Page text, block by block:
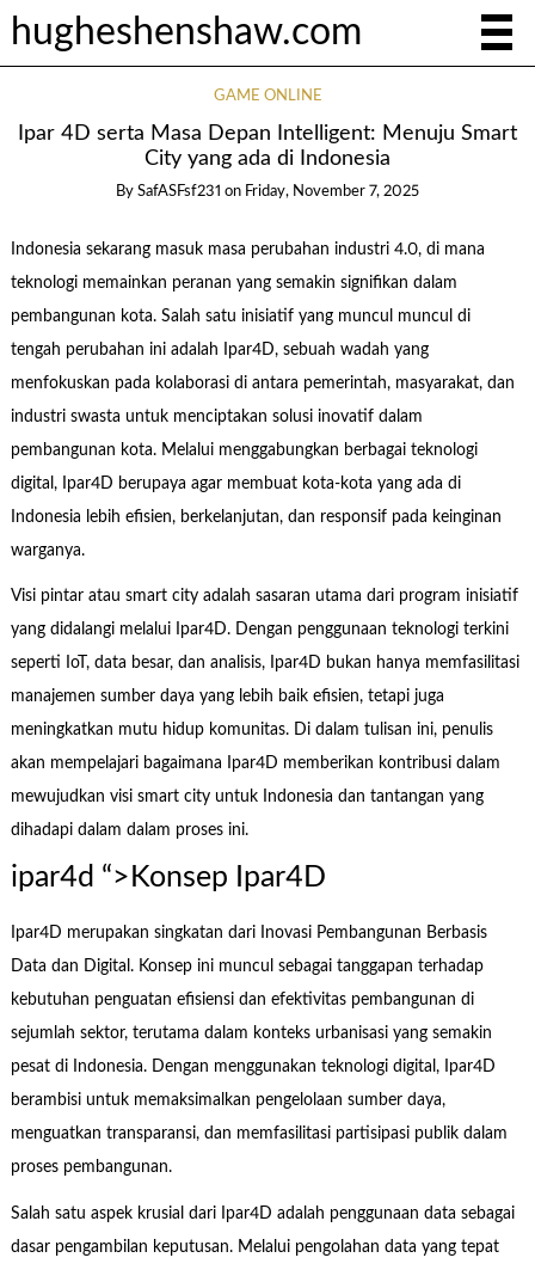
hugheshenshaw.com
GAME ONLINE
Ipar 4D serta Masa Depan Intelligent: Menuju Smart
City yang ada di Indonesia
By SafASFsf231 on Friday, November 7, 2025
Indonesia sekarang masuk masa perubahan industri 4.0, di mana
teknologi memainkan peranan yang semakin signifikan dalam
pembangunan kota. Salah satu inisiatif yang muncul muncul di
tengah perubahan ini adalah Ipar4D, sebuah wadah yang
menfokuskan pada kolaborasi di antara pemerintah, masyarakat, dan
industri swasta untuk menciptakan solusi inovatif dalam
pembangunan kota. Melalui menggabungkan berbagai teknologi
digital, Ipar4D berupaya agar membuat kota-kota yang ada di
Indonesia lebih efisien, berkelanjutan, dan responsif pada keinginan
warganya.
Visi pintar atau smart city adalah sasaran utama dari program inisiatif
yang didalangi melalui Ipar4D. Dengan penggunaan teknologi terkini
seperti IoT, data besar, dan analisis, Ipar4D bukan hanya memfasilitasi
manajemen sumber daya yang lebih baik efisien, tetapi juga
meningkatkan mutu hidup komunitas. Di dalam tulisan ini, penulis
akan mempelajari bagaimana Ipar4D memberikan kontribusi dalam
mewujudkan visi smart city untuk Indonesia dan tantangan yang
dihadapi dalam dalam proses ini.
ipar4d “>Konsep Ipar4D
Ipar4D merupakan singkatan dari Inovasi Pembangunan Berbasis
Data dan Digital. Konsep ini muncul sebagai tanggapan terhadap
kebutuhan penguatan efisiensi dan efektivitas pembangunan di
sejumlah sektor, terutama dalam konteks urbanisasi yang semakin
pesat di Indonesia. Dengan menggunakan teknologi digital, Ipar4D
berambisi untuk memaksimalkan pengelolaan sumber daya,
menguatkan transparansi, dan memfasilitasi partisipasi publik dalam
proses pembangunan.
Salah satu aspek krusial dari Ipar4D adalah penggunaan data sebagai
dasar pengambilan keputusan. Melalui pengolahan data yang tepat